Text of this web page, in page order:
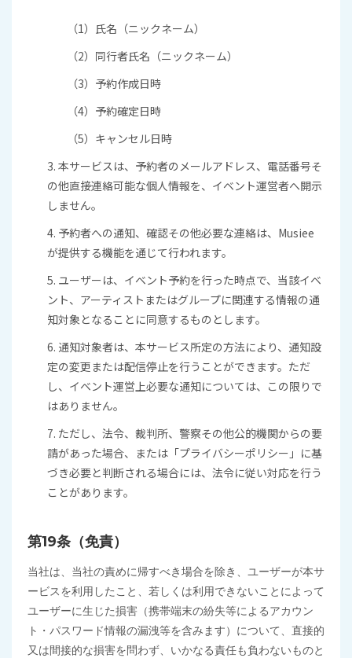
（1）氏名（ニックネーム）
（2）同行者氏名（ニックネーム）
（3）予約作成日時
（4）予約確定日時
（5）キャンセル日時
3. 本サービスは、予約者のメールアドレス、電話番号そ
の他直接連絡可能な個人情報を、イベント運営者へ開示
しません。
4. 予約者への通知、確認その他必要な連絡は、Musiee
が提供する機能を通じて行われます。
5. ユーザーは、イベント予約を行った時点で、当該イベ
ント、アーティストまたはグループに関連する情報の通
知対象となることに同意するものとします。
6. 通知対象者は、本サービス所定の方法により、通知設
定の変更または配信停止を行うことができます。ただ
し、イベント運営上必要な通知については、この限りで
はありません。
7. ただし、法令、裁判所、警察その他公的機関からの要
請があった場合、または「プライバシーポリシー」に基
づき必要と判断される場合には、法令に従い対応を行う
ことがあります。
第19条（免責）
当社は、当社の責めに帰すべき場合を除き、ユーザーが本サ
ービスを利用したこと、若しくは利用できないことによって
ユーザーに生じた損害（携帯端末の紛失等によるアカウン
ト・パスワード情報の漏洩等を含みます）について、直接的
又は間接的な損害を問わず、いかなる責任も負わないものと